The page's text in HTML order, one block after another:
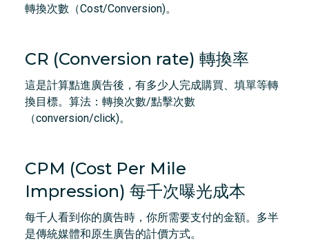
轉換次數（Cost/Conversion)。
CR (Conversion rate) 轉換率
這是計算點進廣告後，有多少人完成購買、填單等轉
換目標。算法：轉換次數/點擊次數
（conversion/click)。
CPM (Cost Per Mile
Impression) 每千次曝光成本
每千人看到你的廣告時，你所需要支付的金額。多半
是傳統媒體和原生廣告的計價方式。